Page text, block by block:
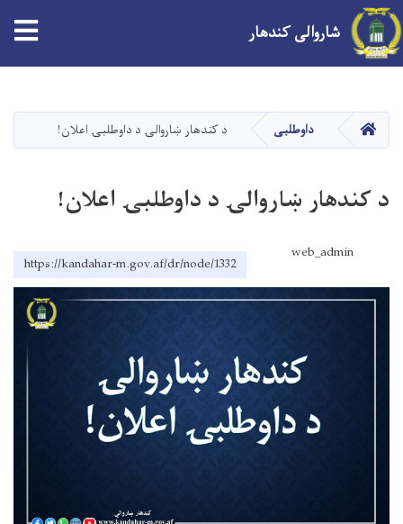
main
content
شاروالی کندهار
صفحه اصلیداوطلبی د کندهار ښاروالۍ د داوطلبۍ اعلان!
د کندهار ښاروالۍ د داوطلبۍ اعلان!
web_admin
https://kandahar-m.gov.af/dr/node/1332